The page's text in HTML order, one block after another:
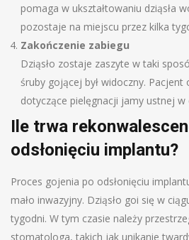
pomaga w ukształtowaniu dziąsła
pozostaje na miejscu przez kilka
Zakończenie zabiegu
Dziąsło zostaje zaszyte w taki
śruby gojącej był widoczny. Pacjent
dotyczące pielęgnacji jamy ustnej w
Ile trwa
odsłonięciu implantu?
Proces gojenia po odsłonięciu
mało inwazyjny. Dziąsło goi się w
tygodni. W tym czasie należy
stomatologa, takich jak unikanie